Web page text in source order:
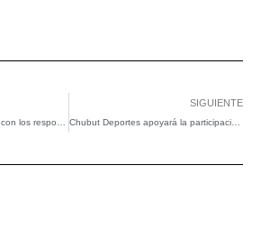
SIGUIENTE
Chubut Deportes apoyará la participación de Alfonso Uzcudún en el Panamericano de ajedrez